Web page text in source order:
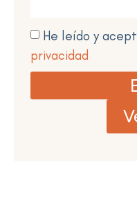
He leído y
privacidad